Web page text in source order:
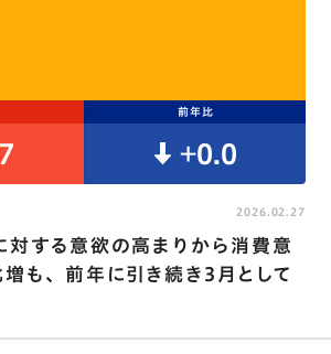
前年比
+0.0
対する意欲の高まりから消費意
も､ 前年に引き続き3月として
2026.02.27